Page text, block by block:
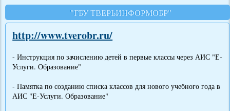
"ГБУ ТВЕРЬИНФОРМОБР"
http://www.tverobr.ru/
- Инструкция по зачислению детей в первые классы через АИС "Е-
Услуги. Образование"
- Памятка по созданию списка классов для нового учебного года в
АИС "Е-Услуги. Образование"